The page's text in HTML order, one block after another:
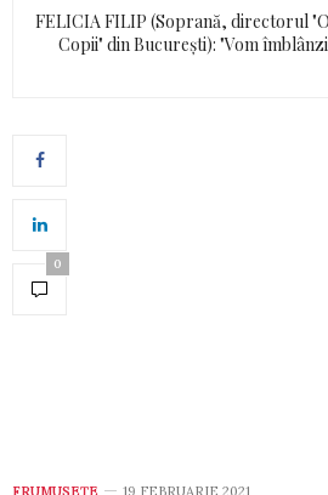
FELICIA FILIP (Soprană, directorul
Copii" din București): "Vom
0
FRUMUSEȚE 19 FEBRUARIE 2021